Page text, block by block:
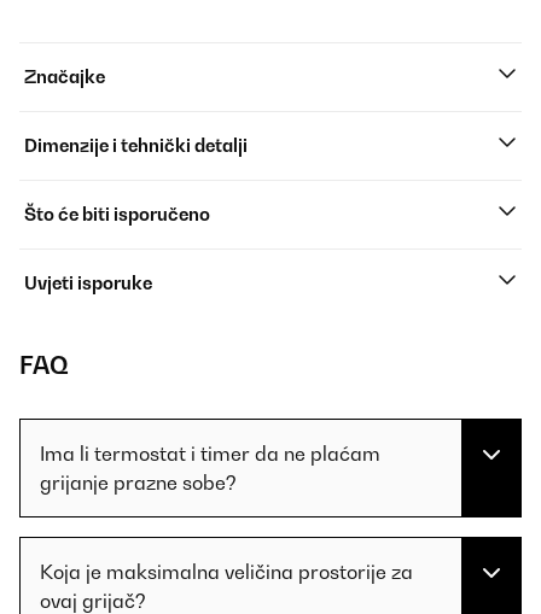
Značajke
Dimenzije i tehnički detalji
Što će biti isporučeno
Uvjeti isporuke
FAQ
Ima li termostat i timer da ne plaćam
grijanje prazne sobe?
Koja je maksimalna veličina prostorije za
ovaj grijač?